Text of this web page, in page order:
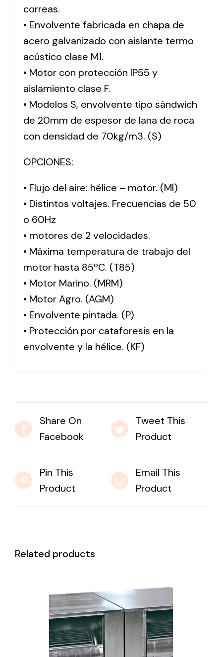
Solar lighting
Variety of solar solutions for all kinds of needs.
correas.
• Envolvente fabricada en chapa de
acero galvanizado con aislante termo
acústico clase M1.
• Motor con protección IP55 y
aislamiento clase F.
• Modelos S, envolvente tipo sándwich
de 20mm de espesor de lana de roca
con densidad de 70kg/m3. (S)
OPCIONES:
• Flujo del aire: hélice – motor. (MI)
• Distintos voltajes. Frecuencias de 50
o 60Hz
• motores de 2 velocidades.
• Máxima temperatura de trabajo del
motor hasta 85ºC. (T85)
• Motor Marino. (MRM)
• Motor Agro. (AGM)
• Envolvente pintada. (P)
• Protección por cataforesis en la
envolvente y la hélice. (KF)
Share On
Facebook
Tweet This
Product
Pin This
Product
Email This
Product
Related products
DETAILS